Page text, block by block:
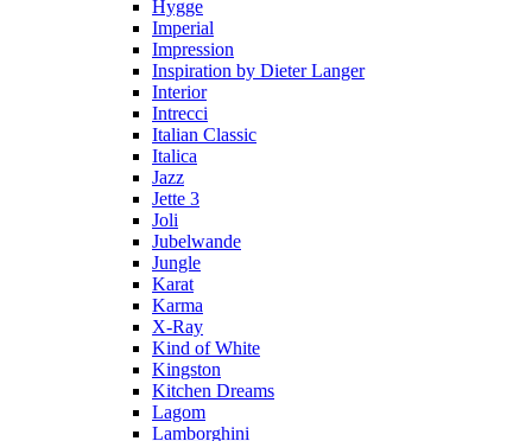
Hygge
Imperial
Impression
Inspiration by Dieter Langer
Interior
Intrecci
Italian Classic
Italica
Jazz
Jette 3
Joli
Jubelwande
Jungle
Karat
Karma
Х-Ray
Kind of White
Kingston
Kitchen Dreams
Lagom
Lamborghini